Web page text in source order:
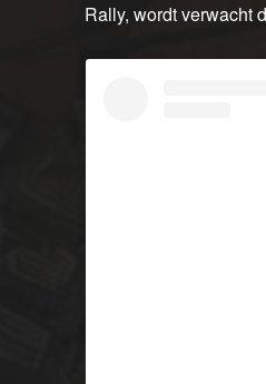
Rally, wordt verwacht